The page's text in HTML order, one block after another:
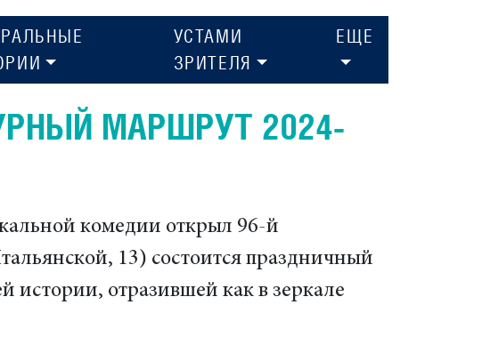
УСТАМИ
ЗРИТЕЛЯ
ЕЩЕ
МАРШРУТ 2024-
комедии открыл 96-й
13) состоится праздничный
истории, отразившей как в зеркале